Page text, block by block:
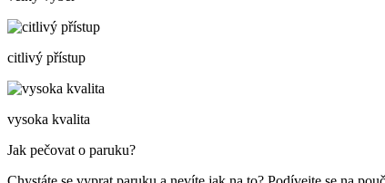
citlivý přístup
vysoka kvalita
Jak pečovat o paruku?